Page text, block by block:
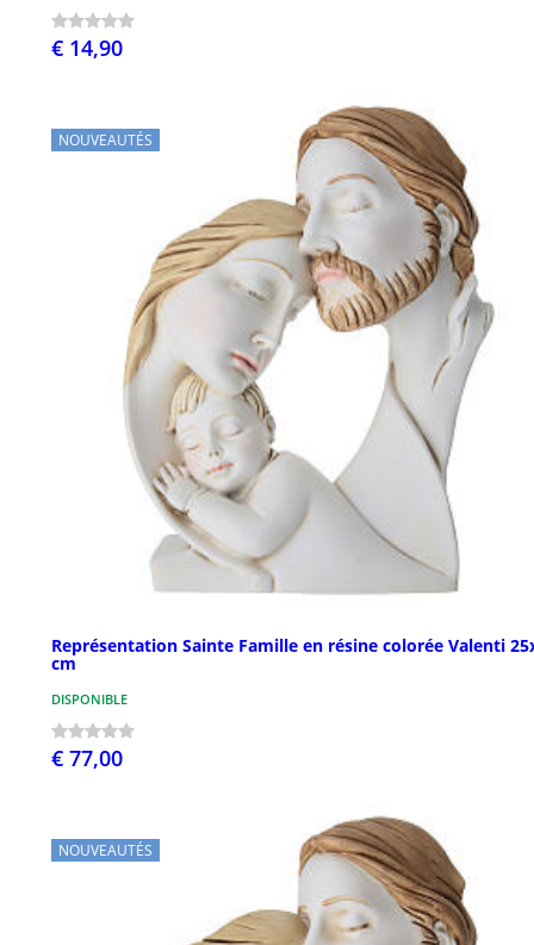
€ 14,90
NOUVEAUTÉS
Représentation Sainte Famille en résine colorée Valenti
cm
DISPONIBLE
€ 77,00
NOUVEAUTÉS